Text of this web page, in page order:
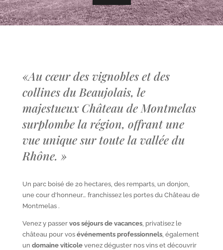
«Au cœur des vignobles et des
collines du Beaujolais, le
majestueux Château de Montmelas
surplombe la région, offrant une
vue unique sur toute la vallée du
Rhône. »
Un parc boisé de 20 hectares, des remparts, un donjon,
une cour d’honneur… franchissez les portes du Château de
Montmelas .
Venez y passer vos séjours de vacances, privatisez le
château pour vos événements professionnels, également
un domaine viticolevenez déguster nos vins et découvrir